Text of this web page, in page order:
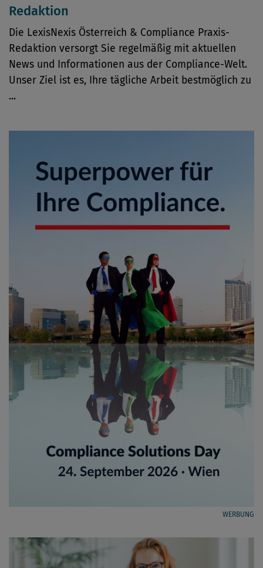
Redaktion
Die LexisNexis Österreich & Compliance Praxis-
Redaktion versorgt Sie regelmäßig mit aktuellen
News und Informationen aus der Compliance-Welt.
Unser Ziel ist es, Ihre tägliche Arbeit bestmöglich zu
...
WERBUNG